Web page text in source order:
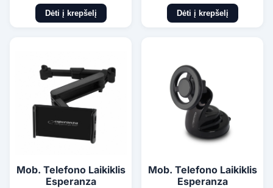
Dėti į krepšelį Dėti į krepšelį
Mob. Telefono Laikiklis
Esperanza
Mob. Telefono Laikiklis
Esperanza